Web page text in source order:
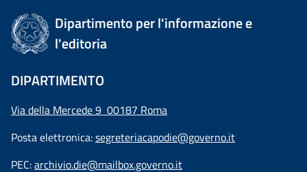
Dipartimento per l'informazione e
l'editoria
DIPARTIMENTO
Via della Mercede 9 00187 Roma
Posta elettronica:segreteriacapodie@governo.it
PEC:archivio.die@mailbox.governo.it